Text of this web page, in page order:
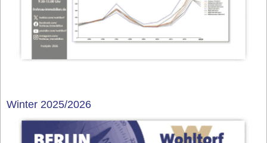
Winter 2025/2026